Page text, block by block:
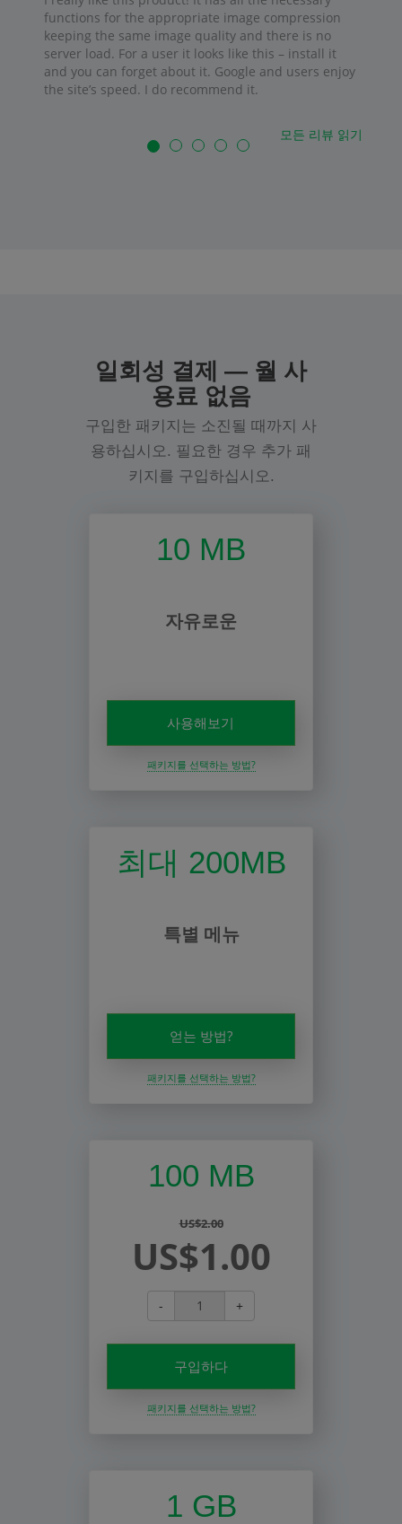
functions for the appropriate image compression
keeping the same image quality and there is no
server load. For a user it looks like this – install it
and you can forget about it. Google and users enjoy
the site’s speed. I do recommend it.
모든 리뷰 읽기
일회성 결제 — 월 사
용료 없음
구입한 패키지는 소진될 때까지 사
용하십시오. 필요한 경우 추가 패
키지를 구입하십시오.
10 MB
자유로운
사용해보기
패키지를 선택하는 방법?
최대 200MB
특별 메뉴
얻는 방법?
패키지를 선택하는 방법?
100 MB
US$2.00
US$1.00
- +
구입하다
패키지를 선택하는 방법?
1 GB